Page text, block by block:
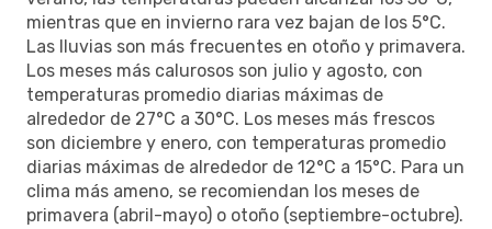
mientras que en invierno rara vez bajan de los 5°C.
Las lluvias son más frecuentes en otoño y primavera.
Los meses más calurosos son julio y agosto, con
temperaturas promedio diarias máximas de
alrededor de 27°C a 30°C. Los meses más frescos
son diciembre y enero, con temperaturas promedio
diarias máximas de alrededor de 12°C a 15°C. Para un
clima más ameno, se recomiendan los meses de
primavera (abril-mayo) o otoño (septiembre-octubre).